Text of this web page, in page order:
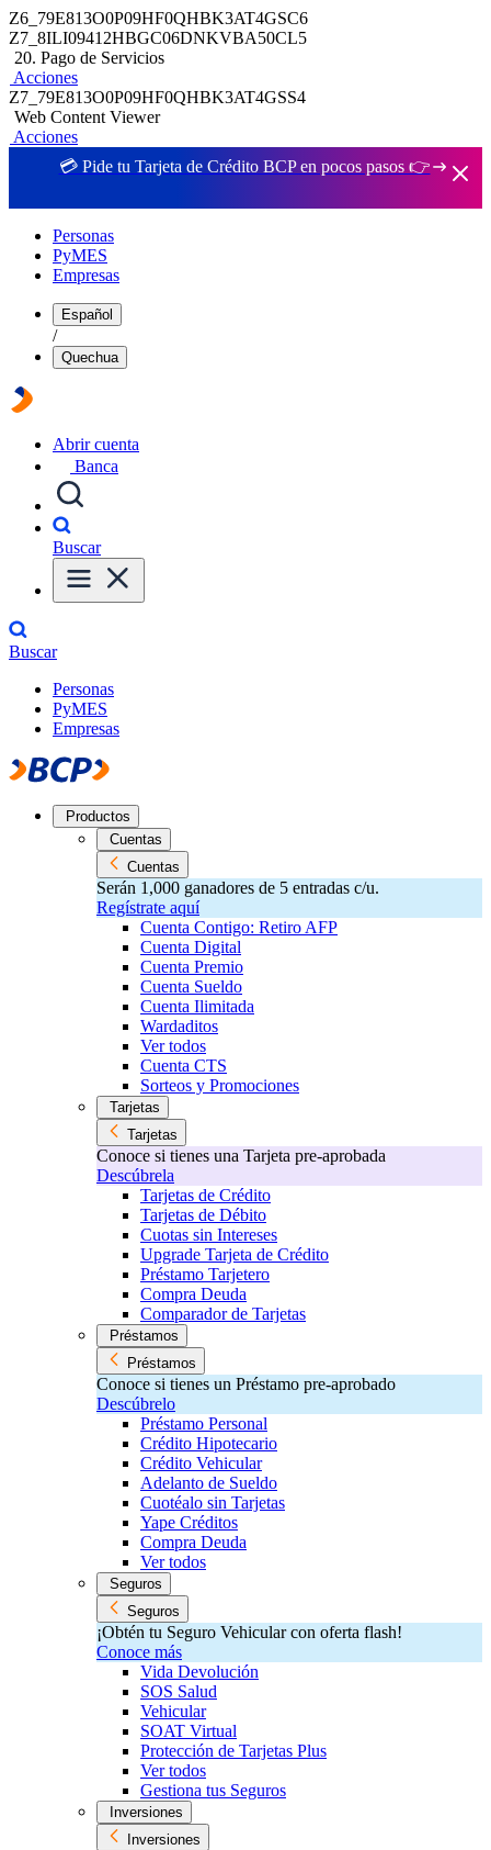
Z6_79E813O0P09HF0QHBK3AT4GSC6
Z7_8ILI09412HBGC06DNKVBA50CL5
20. Pago de Servicios
Acciones
Z7_79E813O0P09HF0QHBK3AT4GSS4
Web Content Viewer
Acciones
💳 Pide tu Tarjeta de Crédito BCP en pocos pasos 👉
Personas
PyMES
Empresas
Español
/
Quechua
Abrir cuenta
Banca
Buscar
Buscar
Personas
PyMES
Empresas
Productos
Cuentas
Cuentas
Serán 1,000 ganadores de 5 entradas c/u.
Regístrate aquí
Cuenta Contigo: Retiro AFP
Cuenta Digital
Cuenta Premio
Cuenta Sueldo
Cuenta Ilimitada
Wardaditos
Ver todos
Cuenta CTS
Sorteos y Promociones
Tarjetas
Tarjetas
Conoce si tienes una Tarjeta pre-aprobada
Descúbrela
Tarjetas de Crédito
Tarjetas de Débito
Cuotas sin Intereses
Upgrade Tarjeta de Crédito
Préstamo Tarjetero
Compra Deuda
Comparador de Tarjetas
Préstamos
Préstamos
Conoce si tienes un Préstamo pre-aprobado
Descúbrelo
Préstamo Personal
Crédito Hipotecario
Crédito Vehicular
Adelanto de Sueldo
Cuotéalo sin Tarjetas
Yape Créditos
Compra Deuda
Ver todos
Seguros
Seguros
¡Obtén tu Seguro Vehicular con oferta flash!
Conoce más
Vida Devolución
SOS Salud
Vehicular
SOAT Virtual
Protección de Tarjetas Plus
Ver todos
Gestiona tus Seguros
Inversiones
Inversiones